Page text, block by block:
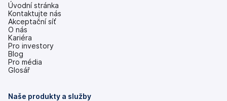
Úvodní stránka
Kontaktujte nás
Akceptační síť
O nás
Kariéra
Pro investory
(se
v
nových
Blog
Pro média
Glosář
Naše produkty a služby